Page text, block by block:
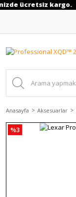
ücretsiz kargo.
Anasayfa Aksesuarlar
%3